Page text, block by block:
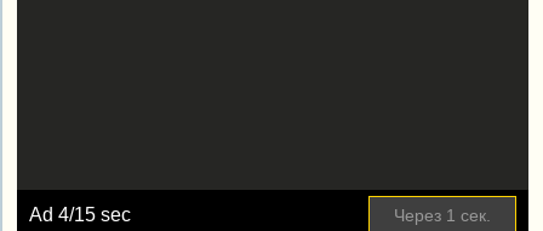
Ad4/15 sec Через 1 сек.